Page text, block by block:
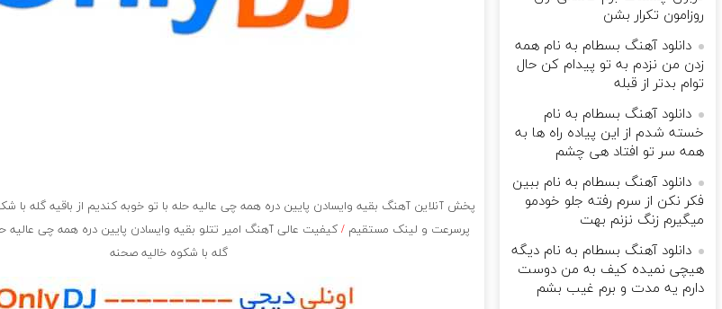
پخش آنلاین آهنگ بقیه وایسادن پایین دره همه چی عالیه حله با تو خوبه کندیم از باقیه گله با
پرسرعت و لینک مستقیم /کیفیت عالی آهنگ امیر تتلو بقیه وایسادن پایین دره همه چی عالیه
گله با شکوه خالیه صحنه
روزامون تکرار بشن
دانلود آهنگ بسطام به نام همه
زدن من نزدم به تو پیدام کن حال
توام بدتر از قبله
دانلود آهنگ بسطام به نام
خسته شدم از این پیاده راه ها به
همه سر تو افتاد هی چشم
دانلود آهنگ بسطام به نام ببین
فکر نکن از سرم رفته جلو خودمو
میگیرم زنگ نزنم بهت
دانلود آهنگ بسطام به نام دیگه
هیچی نمیده کیف به من دوست
دارم یه مدت و برم غیب بشم